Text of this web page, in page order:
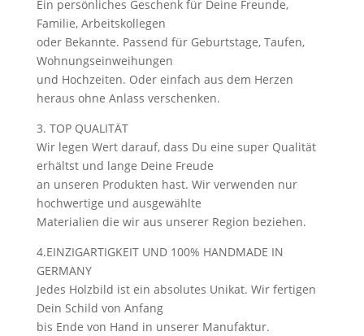
Ein persönliches Geschenk für Deine Freunde,
Familie, Arbeitskollegen
oder Bekannte. Passend für Geburtstage, Taufen,
Wohnungseinweihungen
und Hochzeiten. Oder einfach aus dem Herzen
heraus ohne Anlass verschenken.
3. TOP QUALITÄT
Wir legen Wert darauf, dass Du eine super Qualität
erhältst und lange Deine Freude
an unseren Produkten hast. Wir verwenden nur
hochwertige und ausgewählte
Materialien die wir aus unserer Region beziehen.
4.EINZIGARTIGKEIT UND 100% HANDMADE IN
GERMANY
Jedes Holzbild ist ein absolutes Unikat. Wir fertigen
Dein Schild von Anfang
bis Ende von Hand in unserer Manufaktur.